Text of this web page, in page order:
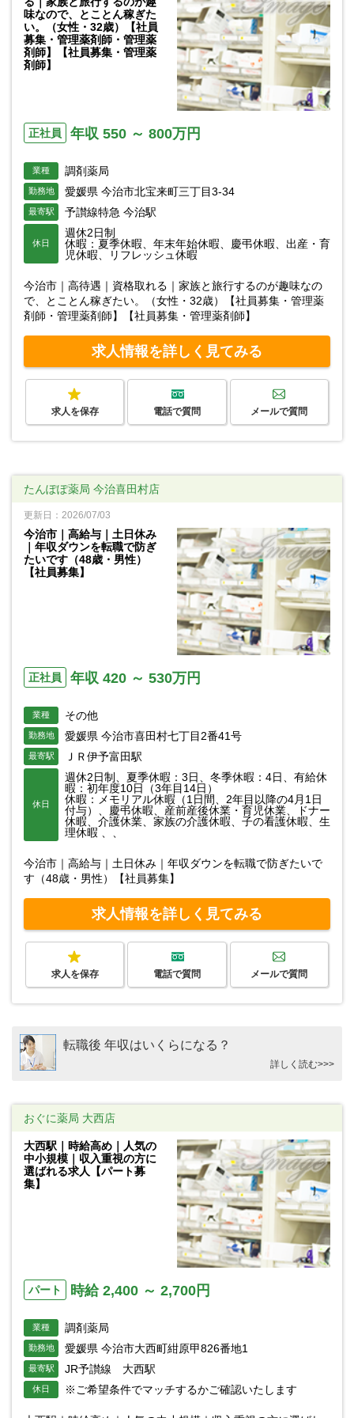
味なので、とことん稼ぎた
い。（女性・32歳）【社員
募集・管理薬剤師・管理薬
剤師】【社員募集・管理薬
剤師】
正社員 年収 550 ～ 800万円
業種 調剤薬局
勤務地 愛媛県 今治市北宝来町三丁目3-34
最寄駅 予讃線特急 今治駅
休日
週休2日制
休暇：夏季休暇、年末年始休暇、慶弔休暇、出産・育
児休暇、リフレッシュ休暇
今治市｜高待遇｜資格取れる｜家族と旅行するのが趣味なの
で、とことん稼ぎたい。（女性・32歳）【社員募集・管理薬
剤師・管理薬剤師】【社員募集・管理薬剤師】
求人情報を詳しく見てみる
求人を保存 電話で質問 メールで質問
たんぽぽ薬局 今治喜田村店
更新日：2026/07/03
今治市｜高給与｜土日休み
｜年収ダウンを転職で防ぎ
たいです（48歳・男性）
【社員募集】
正社員 年収 420 ～ 530万円
業種 その他
勤務地 愛媛県 今治市喜田村七丁目2番41号
最寄駅 ＪＲ伊予富田駅
休日
週休2日制、夏季休暇：3日、冬季休暇：4日、有給休
暇：初年度10日（3年目14日）
休暇：メモリアル休暇（1日間、2年目以降の4月1日
付与）、慶弔休暇、産前産後休業・育児休業、ドナー
休暇、介護休業、家族の介護休暇、子の看護休暇、生
理休暇 、、
今治市｜高給与｜土日休み｜年収ダウンを転職で防ぎたいで
す（48歳・男性）【社員募集】
求人情報を詳しく見てみる
求人を保存 電話で質問 メールで質問
転職後 年収はいくらになる？
詳しく読む>>>
おぐに薬局 大西店
大西駅｜時給高め｜人気の
中小規模｜収入重視の方に
選ばれる求人【パート募
集】
パート 時給 2,400 ～ 2,700円
業種 調剤薬局
勤務地 愛媛県 今治市大西町紺原甲826番地1
最寄駅 JR予讃線 大西駅
休日 ※ご希望条件でマッチするかご確認いたします